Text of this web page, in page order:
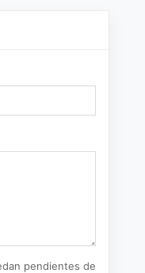
pendientes de